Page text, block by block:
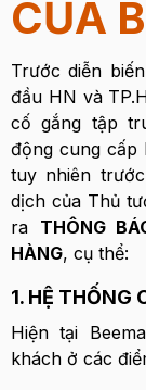
CỦA
Trước diễn
đầu HN và
cố gắng tập
động cung cấp
tuy nhiên
dịch của Thủ
ra THÔNG
HÀNG, cụ thể:
1. HỆ THỐNG
Hiện tại
khách ở các